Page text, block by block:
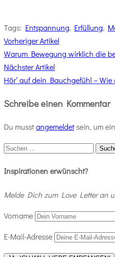
Tags: Entspannung, Erfüllung,
Beitragsnavigation
Vorheriger
Artikel
Vorheriger Artikel
Warum Bewegung wirklich die
Nächster
Artikel
Nächster Artikel
Hör‘ auf dein Bauchgefühl –
Schreibe einen Kommentar
Du musstangemeldetsein, um
Suchen
Inspirationen erwünscht?
Melde Dich zum Love Letter an
Vorname
E-Mail-Adresse